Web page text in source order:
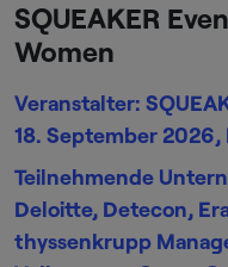
SQUEAKER
Women
Veranstalter:
18. September 2026,
Teilnehmende
Deloitte, Detecon,
thyssenkrupp